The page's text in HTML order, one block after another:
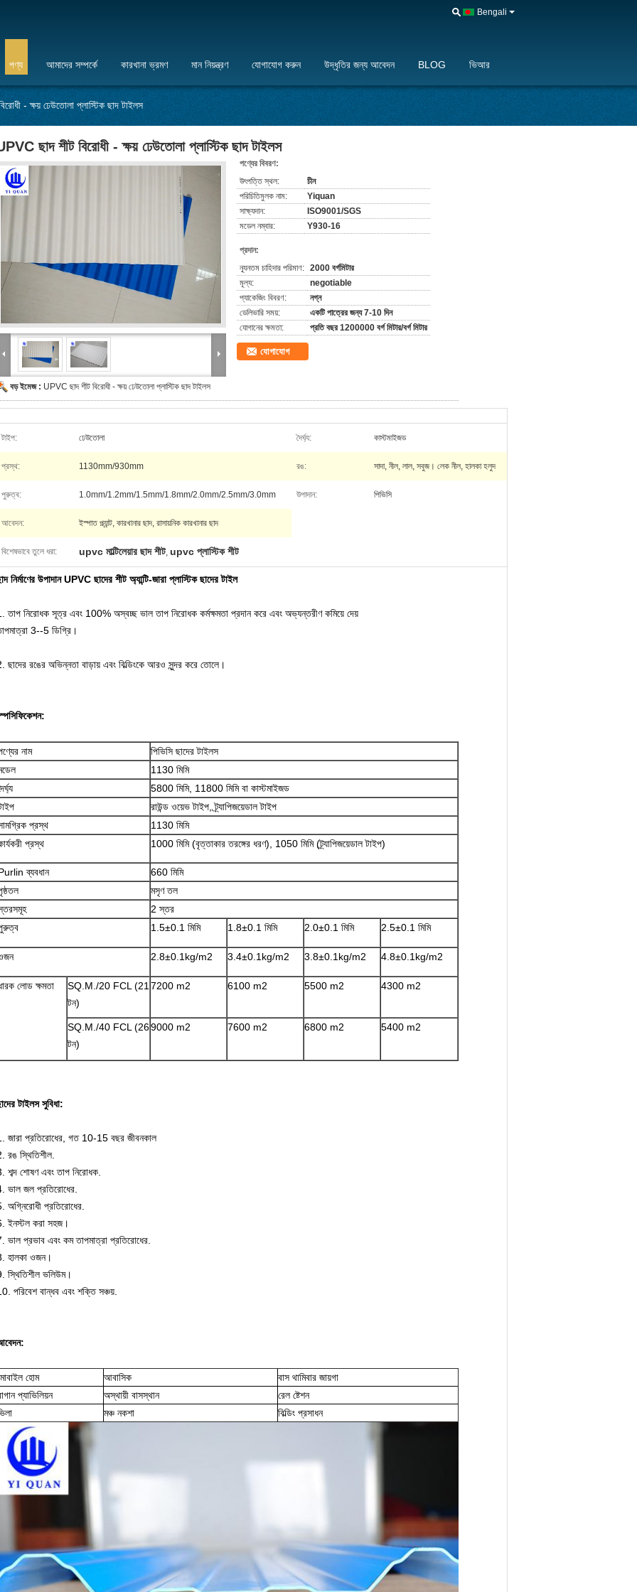
Bengali
পণ্য আমাদের সম্পর্কে কারখানা ভ্রমণ মান নিয়ন্ত্রণ যোগাযোগ করুন উদ্ধৃতির জন্য আবেদন BLOG ভিআর
- ক্ষয় ঢেউতোলা প্লাস্টিক ছাদ টাইলস
ছাদ শীট বিরোধী - ক্ষয় ঢেউতোলা প্লাস্টিক ছাদ টাইলস
বড় ইমেজ : UPVC ছাদ শীট বিরোধী - ক্ষয় ঢেউতোলা প্লাস্টিক ছাদ টাইলস
পণ্যের বিবরণ:
উৎপত্তি স্থল:
চীন
পরিচিতিমুলক নাম:
Yiquan
সাক্ষ্যদান:
ISO9001/SGS
মডেল নম্বার:
Y930-16
প্রদান:
ন্যূনতম চাহিদার পরিমাণ: 2000 বর্গমিটার
মূল্য:
negotiable
প্যাকেজিং বিবরণ:
নগ্ন
ডেলিভারি সময়:
একটি পাত্রের জন্য 7-10 দিন
যোগানের ক্ষমতা:
প্রতি বছর 1200000 বর্গ মিটার/বর্গ মিটার
যোগাযোগ
টাইপ: ঢেউতোলা দৈর্ঘ্য: কাস্টমাইজড
প্রস্থ: 1130mm/930mm রঙ: সাদা, নীল, লাল, সবুজ। লেক নীল, হালকা হলুদ
পুরুত্ব: 1.0mm/1.2mm/1.5mm/1.8mm/2.0mm/2.5mm/3.0mm উপাদান: পিভিসি
আবেদন: ইস্পাত প্ল্যান্ট, কারখানার ছাদ, রাসায়নিক কারখানার ছাদ
বিশেষভাবে তুলে ধরা: upvc মাল্টিলেয়ার ছাদ শীট, upvc প্লাস্টিক শীট
নির্মাণের উপাদান UPVC ছাদের শীট অ্যান্টি-জারা প্লাস্টিক ছাদের টাইল
তাপ নিরোধক সূত্র এবং 100% অস্বচ্ছ ভাল তাপ নিরোধক কর্মক্ষমতা প্রদান করে এবং অভ্যন্তরীণ কমিয়ে দেয়
3--5 ডিগ্রি।
ছাদের রঙের অভিন্নতা বাড়ায় এবং বিল্ডিংকে আরও সুন্দর করে তোলে।
নাম
পিভিসি ছাদের টাইলস
1130 মিমি
5800 মিমি, 11800 মিমি বা কাস্টমাইজড
রাউন্ড ওয়েভ টাইপ, ট্র্যাপিজয়েডাল টাইপ
প্রস্থ
1130 মিমি
প্রস্থ
1000 মিমি (বৃত্তাকার তরঙ্গের ধরণ), 1050 মিমি (ট্র্যাপিজয়েডাল টাইপ)
ব্যবধান
660 মিমি
মসৃণ তল
2 স্তর
1.5±0.1 মিমি 1.8±0.1 মিমি 2.0±0.1 মিমি 2.5±0.1 মিমি
2.8±0.1kg/m2 3.4±0.1kg/m2 3.8±0.1kg/m2 4.8±0.1kg/m2
লোড ক্ষমতা
SQ.M./20 FCL (21
টন)
7200 m2 6100 m2 5500 m2 4300 m2
SQ.M./40 FCL (26
টন)
9000 m2 7600 m2 6800 m2 5400 m2
টাইলস সুবিধা:
জারা প্রতিরোধের, গত 10-15 বছর জীবনকাল
রঙ স্থিতিশীল.
শব্দ শোষণ এবং তাপ নিরোধক.
ভাল জল প্রতিরোধের.
অগ্নিরোধী প্রতিরোধের.
ইনস্টল করা সহজ।
ভাল প্রভাব এবং কম তাপমাত্রা প্রতিরোধের.
হালকা ওজন।
স্থিতিশীল ভলিউম।
পরিবেশ বান্ধব এবং শক্তি সঞ্চয়.
হোম আবাসিক
বাস থামিবার জায়গা
প্যাভিলিয়ন
অস্থায়ী বাসস্থান
রেল ষ্টেশন
মঞ্চ নকশা বিল্ডিং প্রসাধন